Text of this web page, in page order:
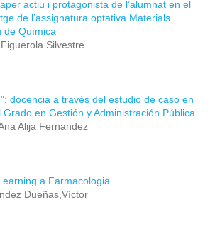
actiu i protagonista de l’alumnat en el
de l’assignatura optativa Materials
de Química
Silvestre
docencia a través del estudio de caso en
en Gestión y Administración Pública
Alija Fernandez
a Farmacologia
Dueñas,Víctor